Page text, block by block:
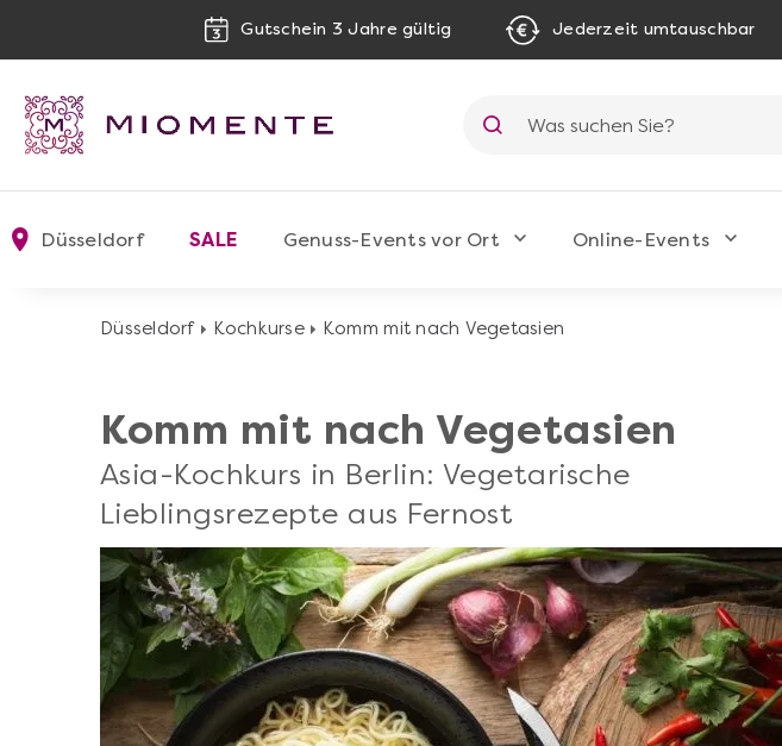
Gutschein 3 Jahre gültig Jederzeit umtauschbar
Düsseldorf SALE Genuss-Events vor Ort Online-Events
Düsseldorf Kochkurse Komm mit nach Vegetasien
Komm mit nach Vegetasien
Asia-Kochkurs in Berlin: Vegetarische
Lieblingsrezepte aus Fernost